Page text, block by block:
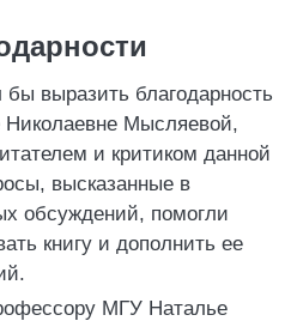
выразить благодарность
Мысляевой,
и критиком данной
высказанные в
обсуждений, помогли
книгу и дополнить ее
МГУ Наталье